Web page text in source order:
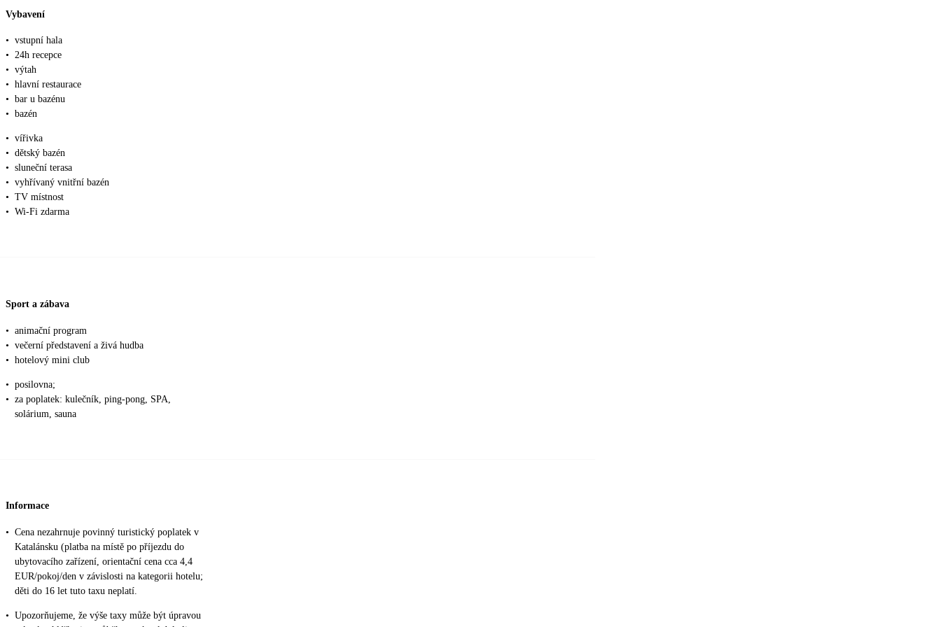
Vybavení
• vstupní hala
• 24h recepce
• výtah
• hlavní restaurace
• bar u bazénu
• bazén
• vířivka
• dětský bazén
• sluneční terasa
• vyhřívaný vnitřní bazén
• TV místnost
• Wi-Fi zdarma
Sport a zábava
• animační program
• večerní představení a živá hudba
• hotelový mini club
• posilovna;
• za poplatek: kulečník, ping-pong, SPA,
solárium, sauna
Informace
• Cena nezahrnuje povinný turistický poplatek v
Katalánsku (platba na místě po příjezdu do
ubytovacího zařízení, orientační cena cca 4,4
EUR/pokoj/den v závislosti na kategorii hotelu;
děti do 16 let tuto taxu neplatí.
• Upozorňujeme, že výše taxy může být úpravou